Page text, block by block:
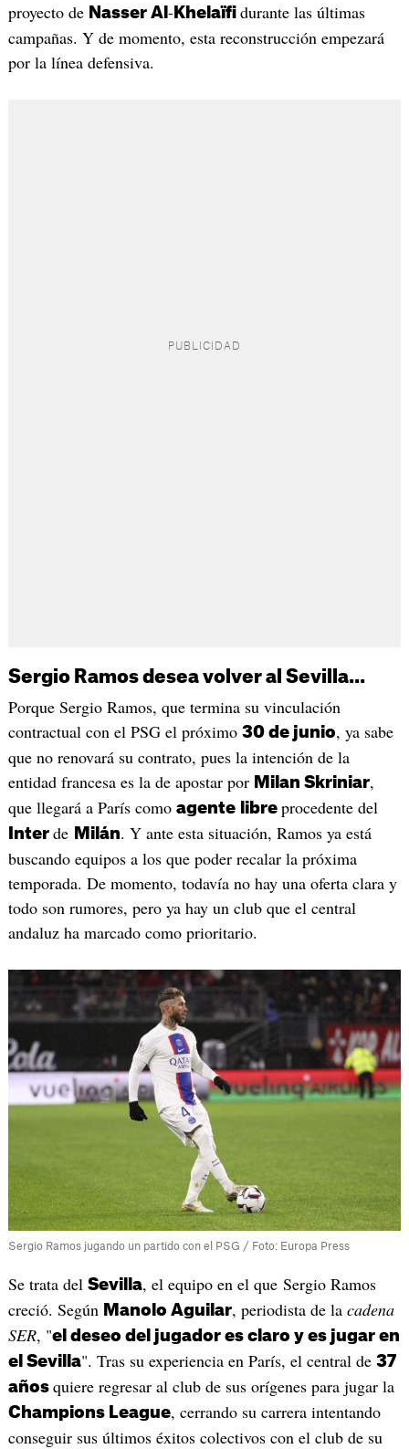
proyecto de Nasser Al -Khelaïfi durante las últimas
campañas. Y de momento, esta reconstrucción empezará
por la línea defensiva.
Sergio Ramos desea volver al Sevilla...
Porque Sergio Ramos, que termina su vinculación
contractual con el PSG el próximo 30 de junio, ya sabe
que no renovará su contrato, pues la intención de la
entidad francesa es la de apostar por Milan Skriniar,
que llegará a París como agente libre procedente del
Inter de Milán. Y ante esta situación, Ramos ya está
buscando equipos a los que poder recalar la próxima
temporada. De momento, todavía no hay una oferta clara y
todo son rumores, pero ya hay un club que el central
andaluz ha marcado como prioritario.
Sergio Ramos jugando un partido con el PSG / Foto: Europa Press
Se trata del Sevilla, el equipo en el que Sergio Ramos
creció. Según Manolo Aguilar, periodista de lacadena
SER, "el deseo del jugador es claro y es jugar en
el Sevilla". Tras su experiencia en París, el central de 37
años quiere regresar al club de sus orígenes para jugar la
Champions League, cerrando su carrera intentando
conseguir sus últimos éxitos colectivos con el club de su